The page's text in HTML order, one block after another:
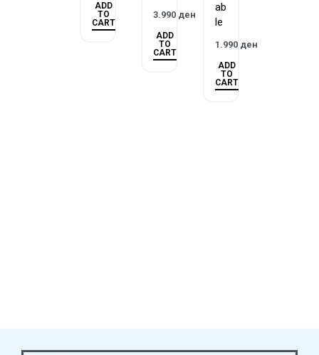
ADD
TO
CART
3.990 ден
ADD
TO
CART
ab
le
1.990 ден
ADD
TO
CART